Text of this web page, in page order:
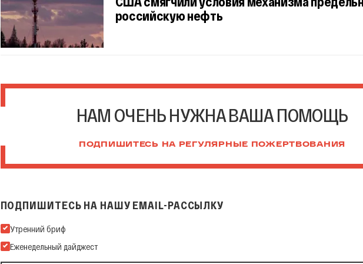
российскую нефть
НАМ ОЧЕНЬ НУЖНА ВАША ПОМОЩЬ
ПОДПИШИТЕСЬ НА РЕГУЛЯРНЫЕ ПОЖЕРТВОВАНИЯ
ПОДПИШИТЕСЬ НА НАШУ EMAIL-РАССЫЛКУ
Подпишитесь на нашу Email-рассылку
Утренний бриф
Еженедельный дайджест